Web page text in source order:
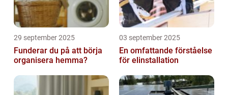
29 september 2025
Funderar du på att börja
organisera hemma?
03 september 2025
En omfattande förståelse
för elinstallation